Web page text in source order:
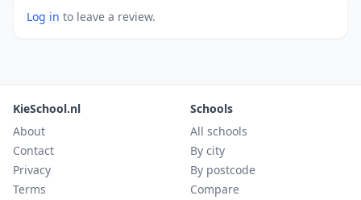
Log in to leave a review.
KieSchool.nl
About
Contact
Privacy
Terms
Schools
All schools
By city
By postcode
Compare